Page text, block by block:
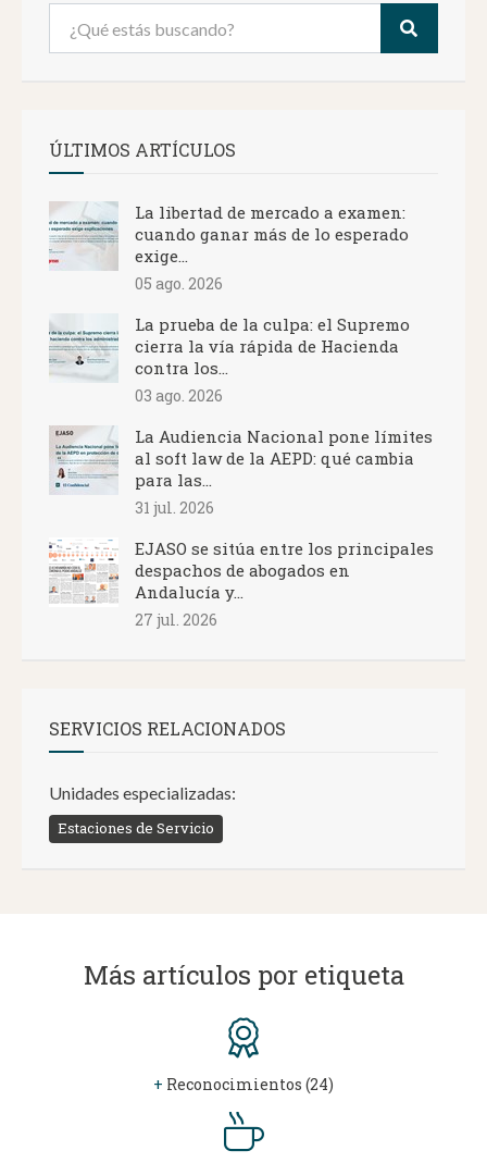
ÚLTIMOS ARTÍCULOS
La libertad de mercado a examen:
cuando ganar más de lo esperado
exige...
05 ago. 2026
La prueba de la culpa: el Supremo
cierra la vía rápida de Hacienda
contra los...
03 ago. 2026
La Audiencia Nacional pone límites
al soft law de la AEPD: qué cambia
para las...
31 jul. 2026
EJASO se sitúa entre los principales
despachos de abogados en
Andalucía y...
27 jul. 2026
SERVICIOS RELACIONADOS
Unidades especializadas:
Estaciones de Servicio
Más artículos por etiqueta
+ Reconocimientos (24)